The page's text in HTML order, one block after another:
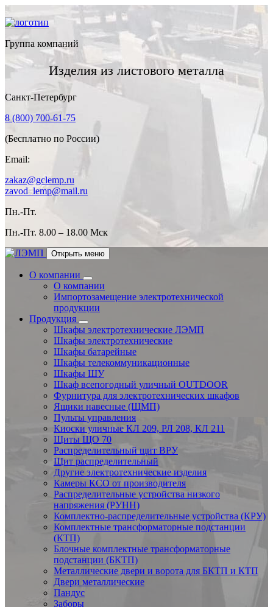
Группа компаний
Изделия из листового металла
Санкт-Петербург
8 (800) 700-61-75
(Бесплатно по России)
Email:
zakaz@gclemp.ru
zavod_lemp@mail.ru
Пн.-Пт.
Пн.-Пт. 8.00 – 18.00 Мск
Открыть меню
О компании
О компании
Импортозамещение электротехнической
продукции
Продукция
Шкафы электротехнические ЛЭМП
Шкафы электротехнические
Шкафы батарейные
Шкафы телекоммуникационные
Шкафы ШУ
Шкаф всепогодный уличный OUTDOOR
Фурнитура для электротехнических шкафов
Ящики навесные (ЩМП)
Пульты управления
Киоски уличные КЛ 209, РЛ 208, КЛ 211
Щиты ЩО 70
Распределительный щит ВРУ
Щит распределительный
Другие электротехнические изделия
Камеры КСО от производителя
Распределительные устройства низкого
напряжения (РУНН)
Комплектно-распределительные устройства (КРУ)
Комплектные трансформаторные подстанции
(КТП)
Блочные комплектные трансформаторные
подстанции (БКТП)
Металлические двери и ворота для БКТП и КТП
Двери металлические
Пандус
Заборы